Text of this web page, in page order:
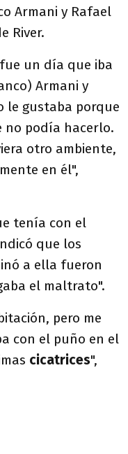
Armani y Rafael
River.
un día que iba
Armani y
le gustaba porque
no podía hacerlo.
otro ambiente,
en él",
tenía con el
que los
a ella fueron
el maltrato".
pero me
con el puño en el
cicatrices",